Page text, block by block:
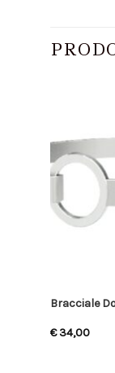
Bracciale
€34,00